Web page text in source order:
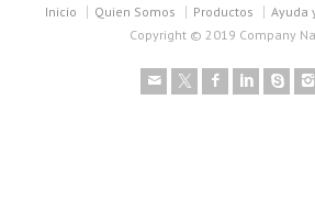
Inicio Quien Somos Productos Ayuda
Copyright © 2019 Company